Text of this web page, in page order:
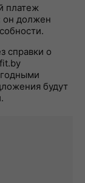
платеж
он должен
справки о
будут